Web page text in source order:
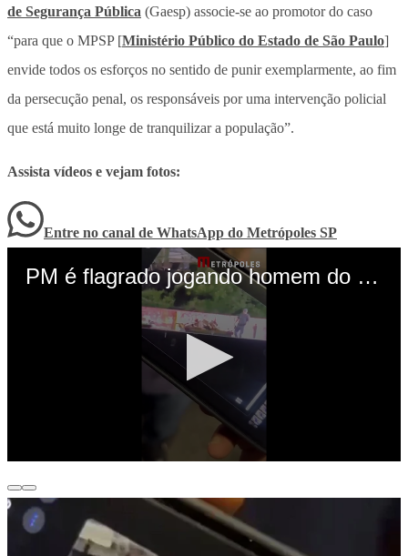
de Segurança Pública (Gaesp) associe-se ao promotor do caso
“para que o MPSP [Ministério Público do Estado de São Paulo]
envide todos os esforços no sentido de punir exemplarmente, ao fim
da persecução penal, os responsáveis por uma intervenção policial
que está muito longe de tranquilizar a população”.
Assista vídeos e vejam fotos:
Entre no canal de WhatsApp do Metrópoles SP